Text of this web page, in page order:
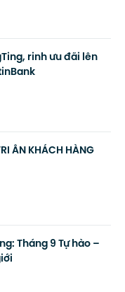
rinh ưu đãi lên
ÂN KHÁCH HÀNG
Tháng 9 Tự hào –